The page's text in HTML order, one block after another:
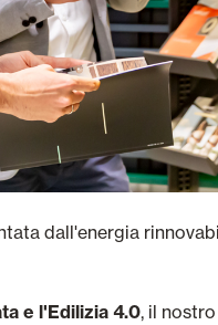
dall'energia
e l'Edilizia 4.0, il